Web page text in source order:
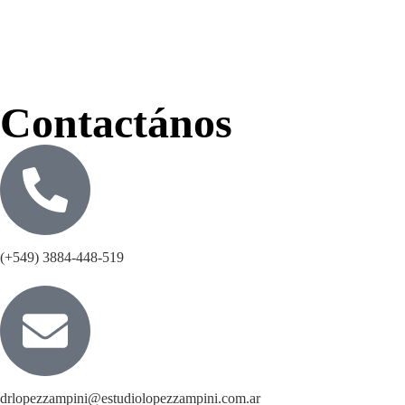
Contactános
(+549) 3884-448-519
drlopezzampini@estudiolopezzampini.com.ar